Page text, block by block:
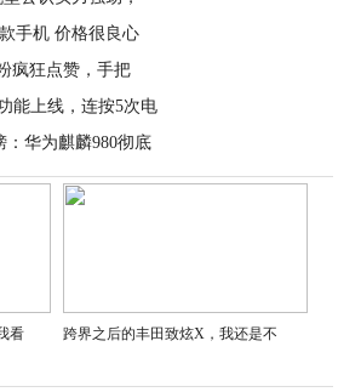
手机 价格很良心
疯狂点赞，手把
能上线，连按5次电
：华为麒麟980彻底
2020-04-26
看 跨界之后的丰田致炫X，我还是不